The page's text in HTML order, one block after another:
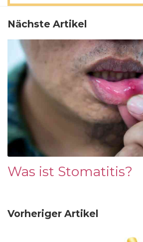
Nächste Artikel
Was ist Stomatitis?
Vorheriger Artikel